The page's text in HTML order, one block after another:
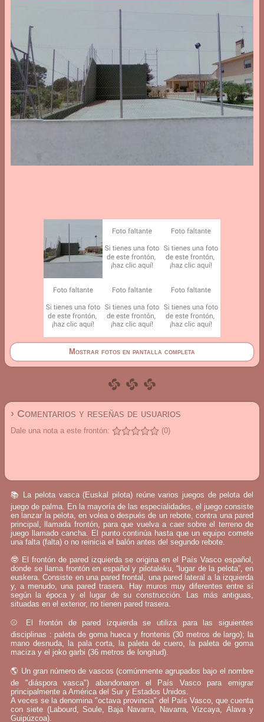
Mostrar fotos en pantalla completa
› Comentarios y reseñas de usuarios
Dale una nota a este frontón: (0)
📚 La pelota vasca (Euskal pilota) reúne varios juegos de pelota del
juego de palma. En la mayoría de las especialidades, el juego consiste
en lanzar la pelota, en volea o después de un rebote, contra una pared
principal, llamada frontón, para que vuelva a caer sobre el terreno de
juego llamado cancha. El punto continúa hasta que un equipo comete
una falta (falta) o no reinicia el balón antes del segundo rebote.
🤓 El frontón de pared izquierda se origina en el País Vasco español,
donde se llama frontón en español y pilotaleku, “lugar de la pelota”, en
euskera. Consiste en una pared frontal, una pared lateral a la izquierda
y, a menudo, una pared trasera. Hay muros muy diferentes entre sí
según la época y el lugar de su construcción. Las más antiguas,
situadas en el exterior, no tienen pared trasera.
⚾ El frontón de pared izquierda se utiliza para las siguientes
disciplinas : paleta de goma hueca y frontenis (30 metros de largo); la
mano desnuda, la pala corta, la paleta de cuero, la paleta de goma
maciza y el joko garbi (36 metros de longitud).
🌎 Un gran número de vascos (comúnmente agrupados bajo el nombre
de "diáspora vasca") abandonaron el País Vasco para emigrar
principalmente a América del Sur y Estados Unidos.
A veces se la denomina "octava provincia" del País Vasco, que cuenta
con siete (Labourd, Soule, Baja Navarra, Navarra, Vizcaya, Álava y
Guipúzcoa).